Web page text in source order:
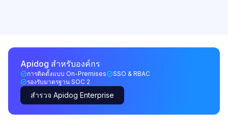
Apidog สำหรับองค์กร
การติดตั้งแบบ On-Premises
SSO & RBAC
รองรับมาตรฐาน SOC 2
สำรวจ Apidog Enterprise